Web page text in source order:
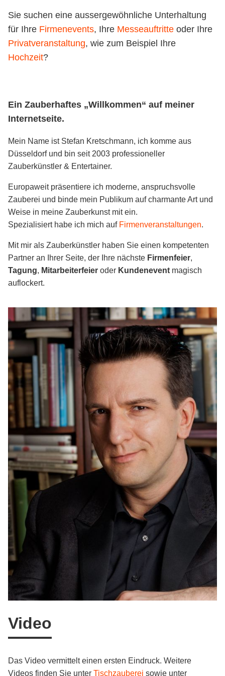
Kontakt
Sie suchen eine aussergewöhnliche Unterhaltung
für Ihre Firmenevents, Ihre Messeauftritte oder Ihre
Privatveranstaltung, wie zum Beispiel Ihre
Hochzeit?
Ein Zauberhaftes „Willkommen“ auf meiner
Internetseite.
Mein Name ist Stefan Kretschmann, ich komme aus
Düsseldorf und bin seit 2003 professioneller
Zauberkünstler & Entertainer.
Europaweit präsentiere ich moderne, anspruchsvolle
Zauberei und binde mein Publikum auf charmante Art und
Weise in meine Zauberkunst mit ein.
Spezialisiert habe ich mich auf Firmenveranstaltungen.
Mit mir als Zauberkünstler haben Sie einen kompetenten
Partner an Ihrer Seite, der Ihre nächste Firmenfeier,
Tagung, Mitarbeiterfeier oder Kundenevent magisch
auflockert.
Video
Das Video vermittelt einen ersten Eindruck. Weitere
Videos finden Sie unter Tischzauberei sowie unter